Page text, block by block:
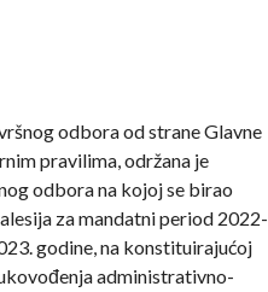
odbora od strane Glavne
pravilima, održana je
odbora na kojoj se birao
za mandatni period 2022-
godine, na konstituirajućoj
administrativno-